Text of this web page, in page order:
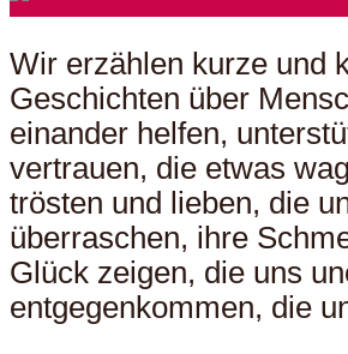
Wir erzählen kurze und
Geschichten über
einander helfen,
vertrauen, die etwas
trösten und lieben, die
überraschen, ihre
Glück zeigen, die uns
entgegenkommen, die